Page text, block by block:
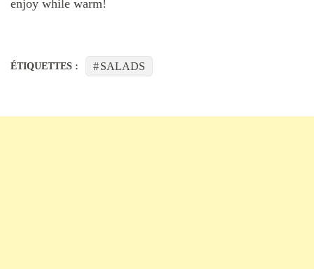
enjoy while warm!
ÉTIQUETTES : SALADS